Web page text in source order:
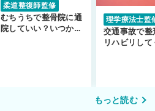
柔道整復師監修
むちうちで整骨院に通
院していい？いつから
理学療法士監
交通事故で整
リハビリして
もっと読む